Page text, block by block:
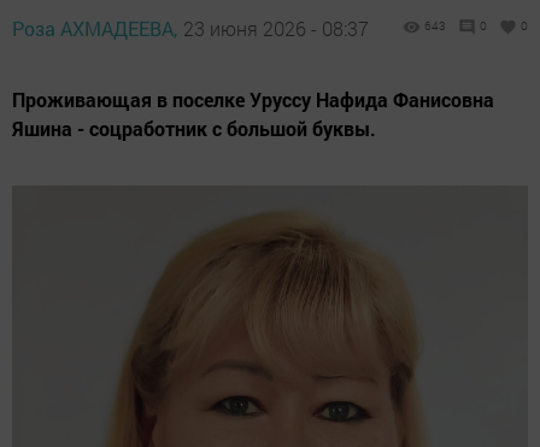
Роза АХМАДЕЕВА, 23 июня 2026 - 08:37 643 0 0
Проживающая в поселке Уруссу Нафида Фанисовна
Яшина - соцработник с большой буквы.